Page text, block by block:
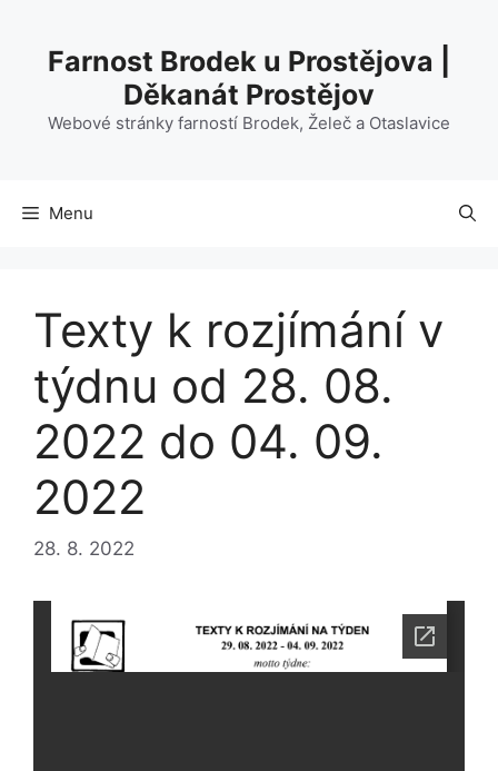
obsahFarnost Brodek u Prostějova |
Děkanát Prostějov
Webové stránky farností Brodek, Želeč a Otaslavice
Menu
Texty k rozjímání v
týdnu od 28. 08.
2022 do 04. 09.
2022
28. 8. 2022